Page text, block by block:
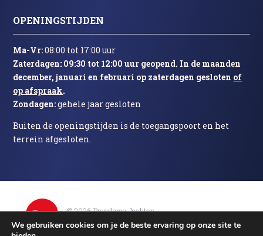
OPENINGSTIJDEN
Ma-Vr:08:00 tot 17:00 uur
Zaterdagen: 09:30 tot 12:00 uur geopend. In de maanden
december, januari en februari op zaterdagen gesloten of
op afspraak.
Zondagen:gehele jaar gesloten
Buiten de openingstijden is de toegangspoort en het
terrein afgesloten.
© 2026 Brandsma Jachten
Home– Algemeen –Privacy & cookies–Contact
We gebruiken cookies om je de beste ervaring op onze site te